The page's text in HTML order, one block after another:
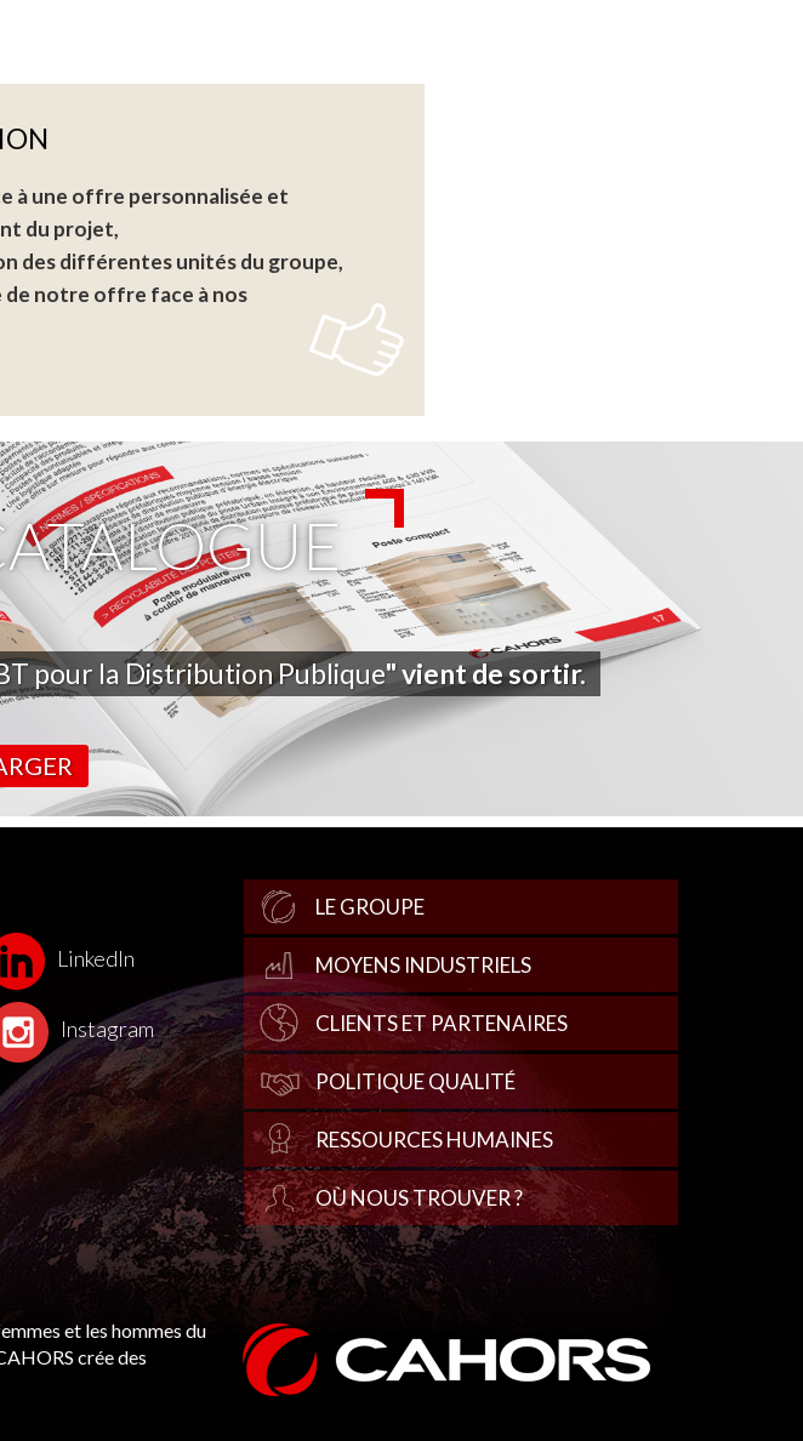
à une offre personnalisée et
du projet,
des différentes unités du groupe,
notre offre face à nos
pour la Distribution Publique" vient de sortir.
LinkedIn
Instagram
LE GROUPE
MOYENS INDUSTRIELS
CLIENTS ET PARTENAIRES
POLITIQUE QUALITÉ
RESSOURCES HUMAINES
OÙ NOUS TROUVER ?
et les hommes du
crée des